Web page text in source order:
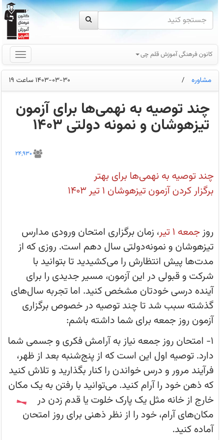
کانون فرهنگی آموزش قلم چی
مشاوره / 1403-03-30 ساعت 19
چند توصیه به نهمی‌ها برای آزمون
تیزهوشان و نمونه دولتی 1403
زمان
برگزاری
امتحان
ورودی
سال
دهم
است.
24,930
چند توصیه به نهمی‌ها برای بهتر
برگزار کردن آزمون تیزهوشان 1 تیر 1403
روزجمعه 1 تیر
، زمان برگزاری امتحان ورودی مدارس
تیزهوشان و نمونه‌دولتی سال دهم است. روزی که از
مدت‌ها پیش انتظارش را می‌کشیدید تا بتوانید با
شرکت و قبولی در این آزمون، مسیر جدیدی را برای
آینده درسی خودتان مشخص کنید. اما تجربه سال‌های
گذشته سبب شد تا چند توصیه در خصوص برگزاری
آزمون روز جمعه برای شما داشته باشم:
1- امتحان روز جمعه نیاز به آرامش فکری و جسمی شما
دارد. توصیه اول این است که از پنج‌شنبه بعد از ظهر،
فرآیند مرور و درس خواندن را کنار بگذارید و تلاش کنید
که ذهن خود را آرام کنید. می‌توانید با رفتن به یک مکان
خارج از خانه مثل یک پارک خلوت یا قدم زدن در
مکان‌های آرام، خود را از نظر ذهنی برای روز امتحان
آماده کنید.